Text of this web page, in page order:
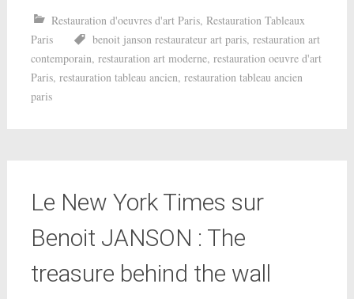
Restauration d'oeuvres d'art Paris, Restauration Tableaux
Paris
benoit janson restaurateur art paris, restauration art
contemporain, restauration art moderne, restauration oeuvre d'art
Paris, restauration tableau ancien, restauration tableau ancien
paris
Le New York Times sur
Benoit JANSON : The
treasure behind the wall